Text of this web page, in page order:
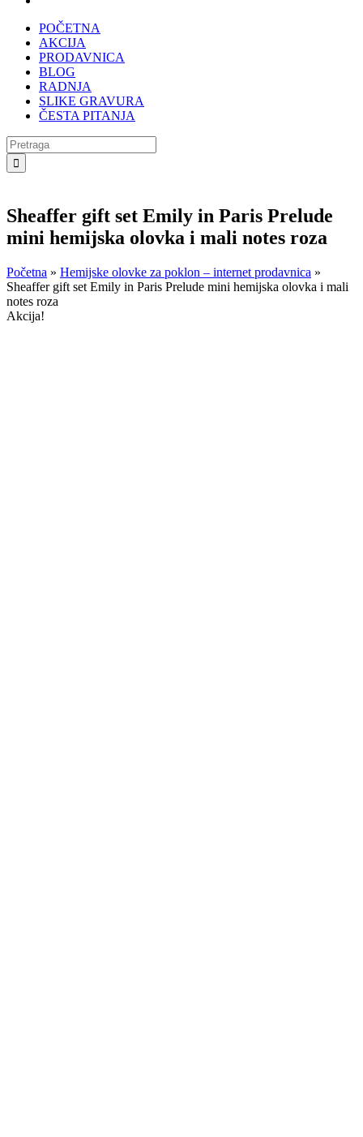
POČETNA
AKCIJA
PRODAVNICA
BLOG
RADNJA
SLIKE GRAVURA
ČESTA PITANJA
Search
for:
Sheaffer gift set Emily in Paris Prelude
mini hemijska olovka i mali notes roza
Početna » Hemijske olovke za poklon – internet prodavnica »
Sheaffer gift set Emily in Paris Prelude mini hemijska olovka i mali
notes roza
Akcija!